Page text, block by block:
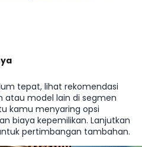
tepat, lihat rekomendasi
atau model lain di segmen
kamu menyaring opsi
biaya kepemilikan. Lanjutkan
pertimbangan tambahan.